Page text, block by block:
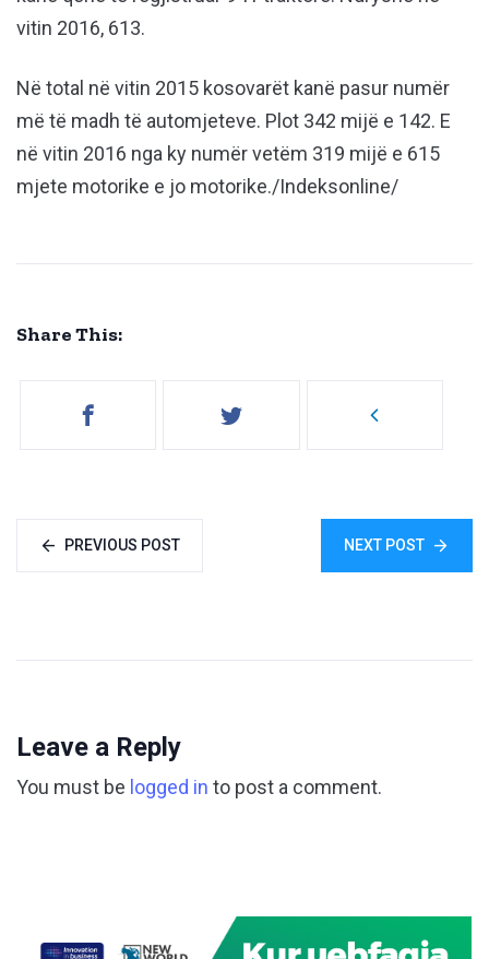
vitin 2016, 613.
Në total në vitin 2015 kosovarët kanë pasur numër
më të madh të automjeteve. Plot 342 mijë e 142. E
në vitin 2016 nga ky numër vetëm 319 mijë e 615
mjete motorike e jo motorike./Indeksonline/
Share This:
PREVIOUS POST NEXT POST
Leave a Reply
You must be logged in to post a comment.